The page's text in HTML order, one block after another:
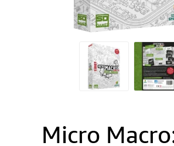
Micro